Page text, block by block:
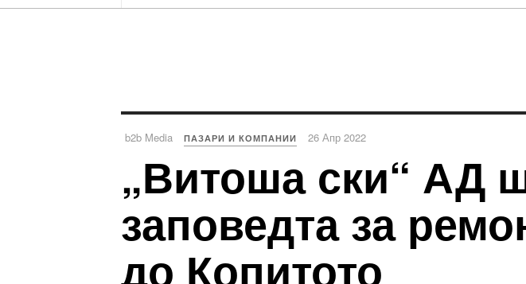
b2b Media ПАЗАРИ И КОМПАНИИ 26 Апр 2022
„Витоша ски“ АД
заповедта за
до Копитото